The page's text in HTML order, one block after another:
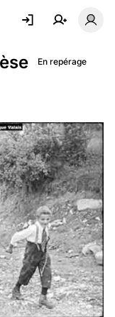
En repérage